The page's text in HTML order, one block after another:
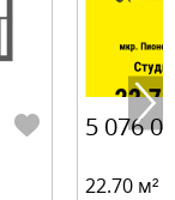
5 076
22.70 м²